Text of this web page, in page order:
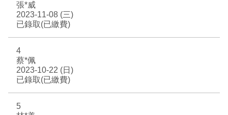
百夜藝術默讀│典藏閱讀
南島當代記憶工程│資料庫
典藏3D手上Run
民・間
2022高雄獎
2021 TAKAO．台客．南方HUE：李俊賢
2021高雄獎
南方作為相遇之所
感動兔 高美特展
感動虎 高美特展
感動牛 高美特展
藝術遊戲號
畫想想‧想畫畫
尋寶高雄 - 校園推廣教材
高美館大事記
合作夥伴
張*威
2023-11-08 (三)
已錄取(已繳費)
4
蔡*佩
2023-10-22 (日)
已錄取(已繳費)
5